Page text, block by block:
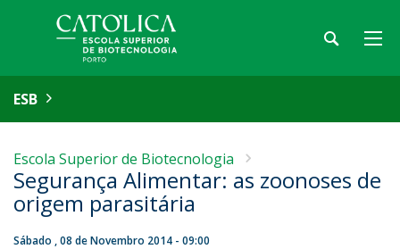
ESB
Escola Superior de Biotecnologia
Segurança Alimentar: as zoonoses de
origem parasitária
Sábado , 08 de Novembro 2014 - 09:00